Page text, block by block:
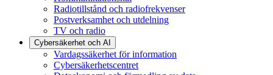
Radiotillstånd och radiofrekvenser
Postverksamhet och utdelning
TV och radio
Cybersäkerhet och AI
Vardagssäkerhet för information
Cybersäkerhetscentret